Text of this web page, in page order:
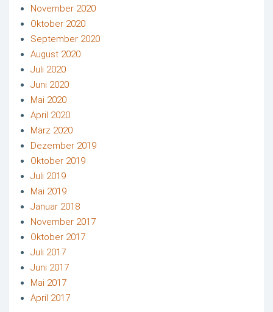
November 2020
Oktober 2020
September 2020
August 2020
Juli 2020
Juni 2020
Mai 2020
April 2020
März 2020
Dezember 2019
Oktober 2019
Juli 2019
Mai 2019
Januar 2018
November 2017
Oktober 2017
Juli 2017
Juni 2017
Mai 2017
April 2017